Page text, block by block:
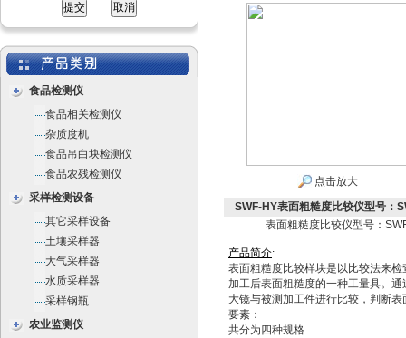
食品检测仪
食品相关检测仪
杂质度机
食品吊白块检测仪
食品农残检测仪
采样检测设备
其它采样设备
土壤采样器
大气采样器
水质采样器
采样钢瓶
农业监测仪
点击放大
SWF-HY表面粗糙度比较仪型号：
表面粗糙度比较仪型号：
产品简介:
表面粗糙度比较样块是以比较法来检
加工后表面粗糙度的一种工量具。通
大镜与被测加工件进行比较，判断表
要素：
共分为四种规格